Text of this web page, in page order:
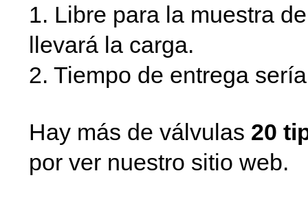
1. Libre para la muestra
llevará la carga.
2. Tiempo de entrega
Hay más de válvulas 20
por ver nuestro sitio web.